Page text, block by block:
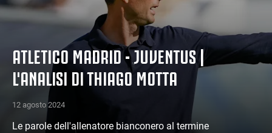
BIANCONERI
VIDEO
ALTRO
ATLETICO MADRID - JUVENTUS |
L'ANALISI DI THIAGO MOTTA
12 agosto 2024
Le parole dell'allenatore bianconero al termine